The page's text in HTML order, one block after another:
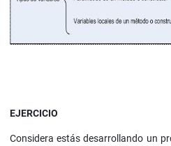
EJERCICIO
Considera estás desarrollando un